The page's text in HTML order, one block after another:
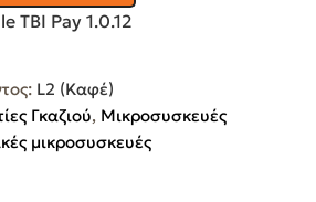
L2 (Καφέ)
Γκαζιού, Μικροσυσκευές
μικροσυσκευές